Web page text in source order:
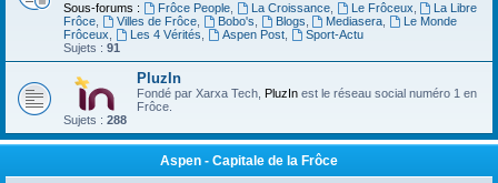
Sous-forums :
Frôce People, La Croissance, Le Frôceux
La Libre
Frôce
Villes de Frôce, Bobo's Blogs Mediasera
Le Monde
Frôceux
Les 4 Vérités Aspen Post,
Sport-Actu
Sujets : 91
PluzIn
Fondé par Xarxa Tech, PluzIn est le réseau social numéro 1 en
Frôce.
Sujets : 288
Aspen - Capitale de la Frôce